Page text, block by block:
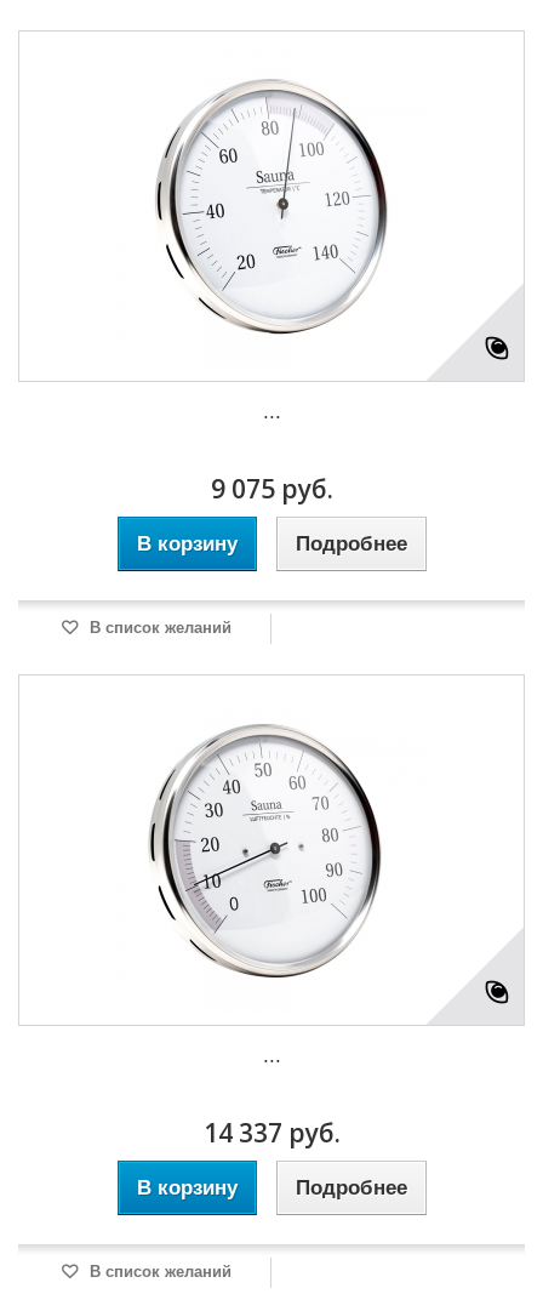
...
9 075 руб.
В корзину Подробнее
В список желаний
...
14 337 руб.
В корзину Подробнее
В список желаний